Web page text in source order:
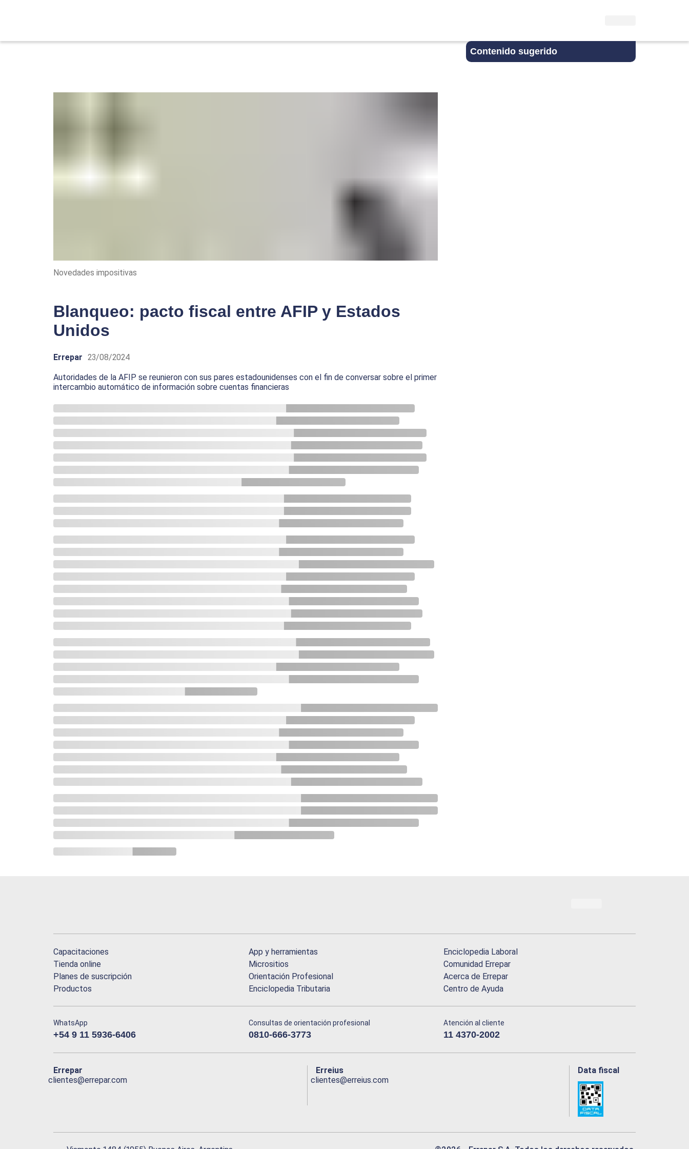
Contenido sugerido
Novedades impositivas
Blanqueo: pacto fiscal entre AFIP y Estados
Unidos
Errepar 23/08/2024
Autoridades de la AFIP se reunieron con sus pares estadounidenses con el fin de conversar sobre el primer
intercambio automático de información sobre cuentas financieras
Capacitaciones
Tienda online
Planes de suscripción
Productos
App y herramientas
Micrositios
Orientación Profesional
Enciclopedia Tributaria
Enciclopedia Laboral
Comunidad Errepar
Acerca de Errepar
Centro de Ayuda
WhatsApp
+54 9 11 5936-6406
Consultas de orientación profesional
0810-666-3773
Atención al cliente
11 4370-2002
Errepar
clientes@errepar.com
Erreius
clientes@erreius.com
Data fiscal